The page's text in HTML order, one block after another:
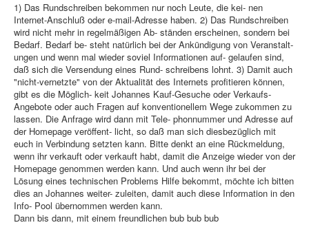
1) Das Rundschreiben bekommen nur noch Leute, die kei- nen
Internet-Anschluß oder e-mail-Adresse haben. 2) Das Rundschreiben
wird nicht mehr in regelmäßigen Ab- ständen erscheinen, sondern bei
Bedarf. Bedarf be- steht natürlich bei der Ankündigung von Veranstalt-
ungen und wenn mal wieder soviel Informationen auf- gelaufen sind,
daß sich die Versendung eines Rund- schreibens lohnt. 3) Damit auch
"nicht-vernetzte" von der Aktualität des Internets profitieren können,
gibt es die Möglich- keit Johannes Kauf-Gesuche oder Verkaufs-
Angebote oder auch Fragen auf konventionellem Wege zukommen zu
lassen. Die Anfrage wird dann mit Tele- phonnummer und Adresse auf
der Homepage veröffent- licht, so daß man sich diesbezüglich mit
euch in Verbindung setzten kann. Bitte denkt an eine Rückmeldung,
wenn ihr verkauft oder verkauft habt, damit die Anzeige wieder von der
Homepage genommen werden kann. Und auch wenn ihr bei der
Lösung eines technischen Problems Hilfe bekommt, möchte ich bitten
dies an Johannes weiter- zuleiten, damit auch diese Information in den
Info- Pool übernommen werden kann.
Dann bis dann, mit einem freundlichen bub bub bub